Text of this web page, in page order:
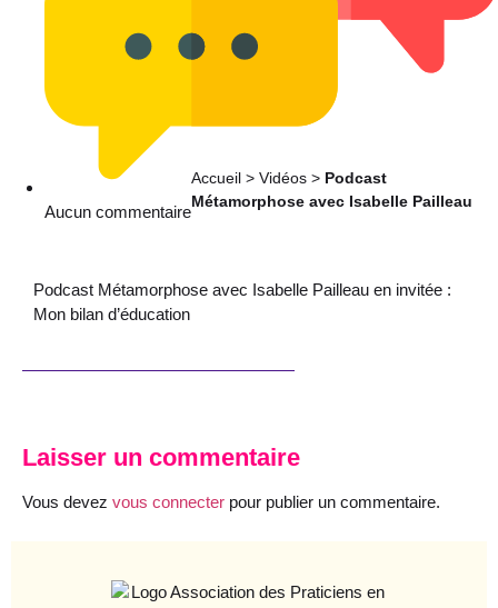
Aucun commentaire
Accueil > Vidéos > Podcast
Métamorphose avec Isabelle Pailleau
Podcast Métamorphose avec Isabelle Pailleau en invitée :
Mon bilan d’éducation
Laisser un commentaire
Vous devez vous connecter pour publier un commentaire.